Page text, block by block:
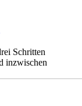
Schritten
inzwischen